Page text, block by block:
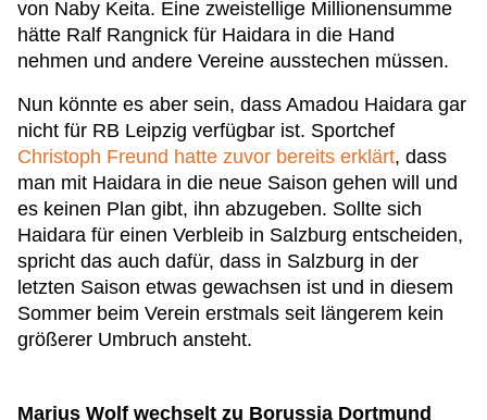
von Naby Keita. Eine zweistellige Millionensumme
hätte Ralf Rangnick für Haidara in die Hand
nehmen und andere Vereine ausstechen müssen.
Nun könnte es aber sein, dass Amadou Haidara gar
nicht für RB Leipzig verfügbar ist. Sportchef
Christoph Freund hatte zuvor bereits erklärt, dass
man mit Haidara in die neue Saison gehen will und
es keinen Plan gibt, ihn abzugeben. Sollte sich
Haidara für einen Verbleib in Salzburg entscheiden,
spricht das auch dafür, dass in Salzburg in der
letzten Saison etwas gewachsen ist und in diesem
Sommer beim Verein erstmals seit längerem kein
größerer Umbruch ansteht.
Marius Wolf wechselt zu Borussia Dortmund